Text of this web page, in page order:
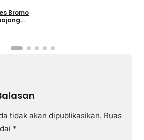
Bromo
tidak akan dipublikasikan. Ruas
*